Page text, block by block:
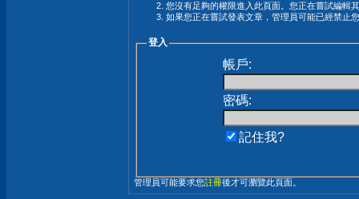
您沒有足夠的權限進入此頁面。您正在嘗試編輯
如果您正在嘗試發表文章，管理員可能已經禁止
登入
帳戶:
密碼:
記住我?
管理員可能要求您註冊後才可瀏覽此頁面。